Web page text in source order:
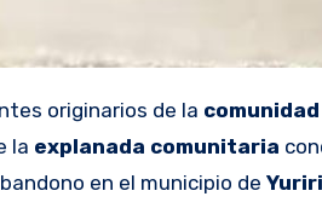
originarios de la
la explanada comunitaria
en el municipio de